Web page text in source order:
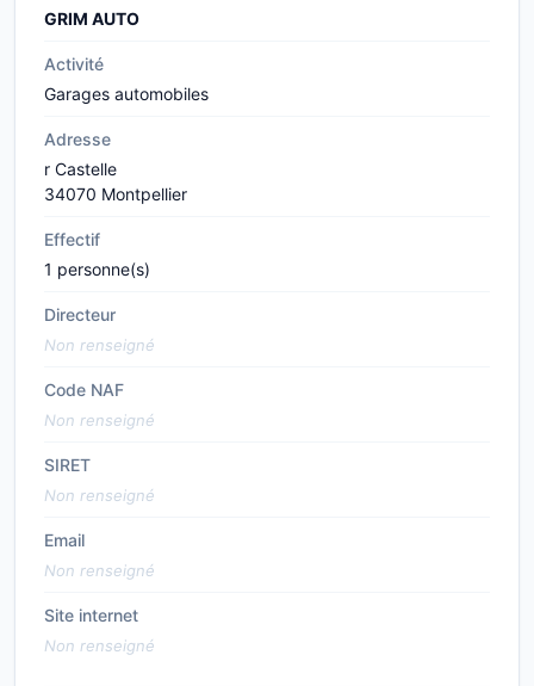
GRIM AUTO
Activité
Garages automobiles
Adresse
r Castelle
34070 Montpellier
Effectif
1 personne(s)
Directeur
Non renseigné
Code NAF
Non renseigné
SIRET
Non renseigné
Email
Non renseigné
Site internet
Non renseigné